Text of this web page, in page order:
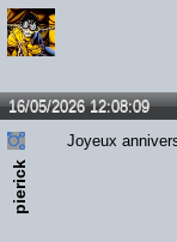
16/05/2026 12:08:09
pierick
Joyeux